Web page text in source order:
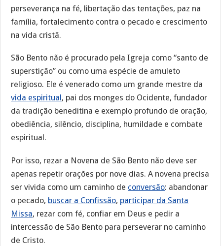
perseverança na fé, libertação das tentações, paz na
família, fortalecimento contra o pecado e crescimento
na vida cristã.
São Bento não é procurado pela Igreja como “santo de
superstição” ou como uma espécie de amuleto
religioso. Ele é venerado como um grande mestre da
vida espiritual , pai dos monges do Ocidente, fundador
da tradição beneditina e exemplo profundo de oração,
obediência, silêncio, disciplina, humildade e combate
espiritual.
Por isso, rezar a Novena de São Bento não deve ser
apenas repetir orações por nove dias. A novena precisa
ser vivida como um caminho de conversão: abandonar
o pecado, buscar a Confissão, participar da Santa
Missa, rezar com fé, confiar em Deus e pedir a
intercessão de São Bento para perseverar no caminho
de Cristo.